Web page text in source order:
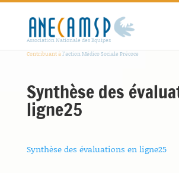
Association Nationale des Equipes
Contribuant àl'action Médico Sociale Précoce
Synthèse des
ligne25
Synthèse des évaluations en ligne25